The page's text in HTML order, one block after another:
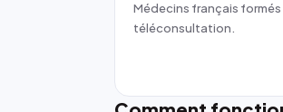
Médecins français formés
téléconsultation.